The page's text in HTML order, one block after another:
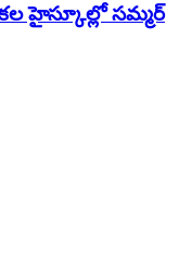
హైస్కూల్లో సమ్మర్